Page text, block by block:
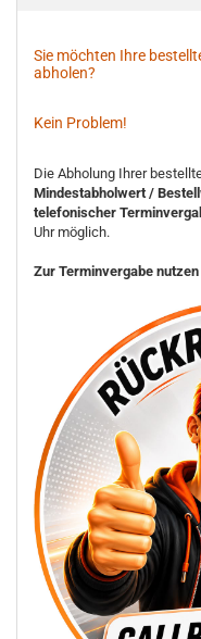
Sie möchten Ihre
abholen?
Kein Problem!
Die Abholung Ihrer
Mindestabholwert /
telefonischer
Uhr möglich.
Zur Terminvergabe